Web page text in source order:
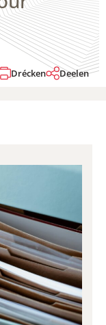
Drécken Deelen